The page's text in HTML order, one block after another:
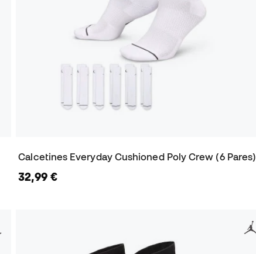
Calcetines Everyday Cushioned Poly Crew (6 Pares)
32,99 €